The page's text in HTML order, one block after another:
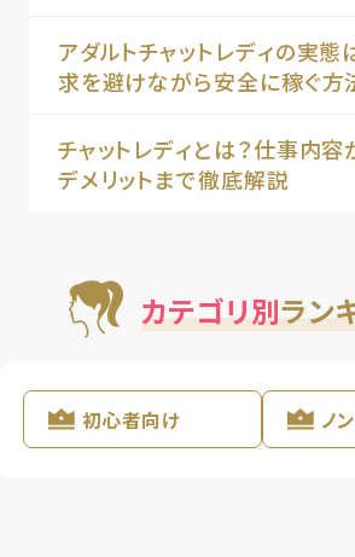
アダルトチャットレディの実態
求を避けながら安全に稼ぐ方
チャットレディとは？仕事内容
デメリットまで徹底解説
カテゴリ別ラン
初心者向け ノ